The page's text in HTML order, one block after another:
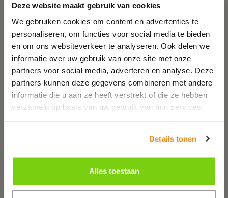
Deze website maakt gebruik van cookies
We gebruiken cookies om content en advertenties te
personaliseren, om functies voor social media te bieden
en om ons websiteverkeer te analyseren. Ook delen we
informatie over uw gebruik van onze site met onze
partners voor social media, adverteren en analyse. Deze
partners kunnen deze gegevens combineren met andere
informatie die u aan ze heeft verstrekt of die ze hebben
verzameld op basis van uw gebruik van hun services.
Details tonen
Alles toestaan
Waarom overnachten in
Volendam?
Heerlijk een dagje naar Volendam, een
lekker visje eten, winkelen of naar een
leuk museum. In Volendam zijn allemaal
leuk dingen te doen. Maar waarom moet
u hier nou overnachten? Wij leggen het
uit!